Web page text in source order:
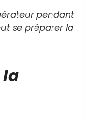
pendant
se préparer la
la